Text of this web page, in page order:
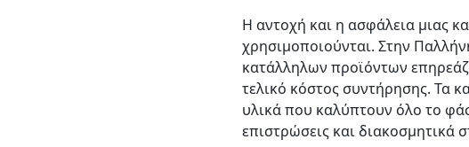
Η αντοχή και η ασφάλεια μιας
χρησιμοποιούνται. Στην
κατάλληλων προϊόντων
τελικό κόστος συντήρησης. Τα
υλικά που καλύπτουν όλο το
επιστρώσεις και διακοσμητικά